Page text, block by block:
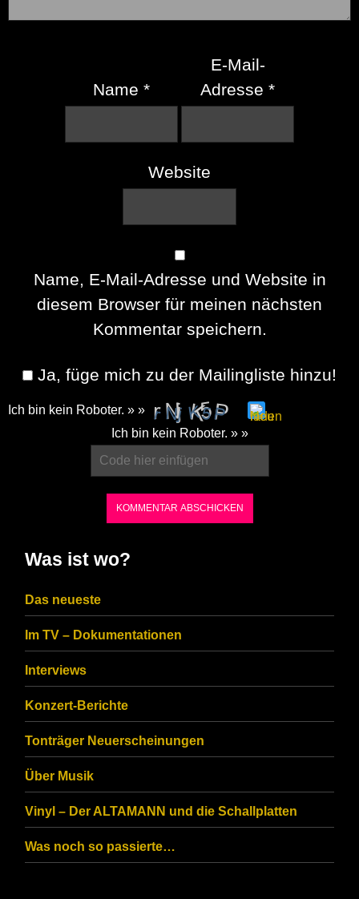
Name *
E-Mail-
Adresse*
Website
Name, E-Mail-Adresse und Website in
diesem Browser für meinen nächsten
Kommentar speichern.
Ja, füge mich zu der Mailingliste hinzu!
Ich bin kein Roboter. » »
CAPTCHA
ensure
that
you
are
human.
Ich bin kein Roboter. » »
Was ist wo?
Das neueste
Im TV – Dokumentationen
Interviews
Konzert-Berichte
Tonträger Neuerscheinungen
Über Musik
Vinyl – Der ALTAMANN und die Schallplatten
Was noch so passierte…